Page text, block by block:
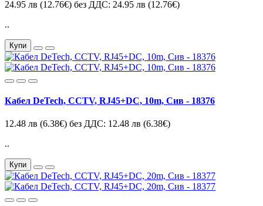
24.95 лв (12.76€) без ДДС: 24.95 лв (12.76€)
..
Купи
Кабел DeTech, CCTV, RJ45+DC, 10m, Сив - 18376
12.48 лв (6.38€) без ДДС: 12.48 лв (6.38€)
..
Купи